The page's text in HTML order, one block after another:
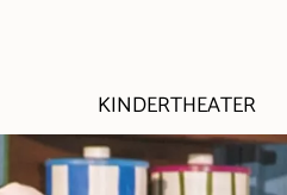
KINDERTHEATER